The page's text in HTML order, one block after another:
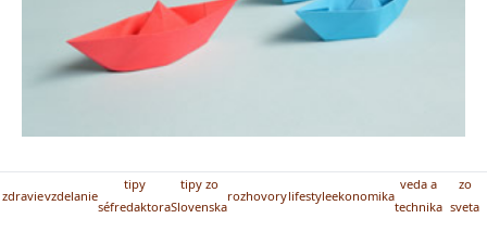
zdravievzdelanie
tipy
séfredaktora
tipy zo
Slovenska
rozhovorylifestyleekonomika
veda a
technika
zo
sveta